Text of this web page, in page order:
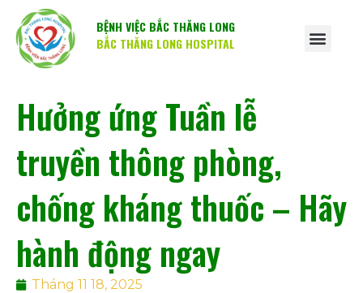
BỆNH VIỆC BẮC THĂNG LONG
BẮC THĂNG LONG HOSPITAL
Hưởng ứng Tuần lễ
truyền thông phòng,
chống kháng thuốc – Hãy
hành động ngay
Tháng 11 18, 2025